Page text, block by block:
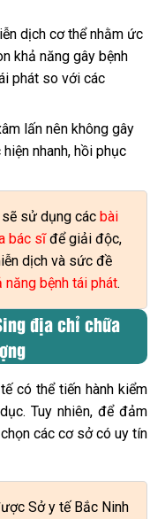
dịch cơ thể nhằm ức
khả năng gây bệnh
phát so với các
lấn nên không gây
nhanh, hồi phục
sẽ sử dụng các bài
bác sĩđể giải độc,
dịch và sức đề
năng bệnh tái phát.
địa chỉ chữa
có thể tiến hành kiểm
Tuy nhiên, để đảm
các cơ sở có uy tín
Sở y tế Bắc Ninh